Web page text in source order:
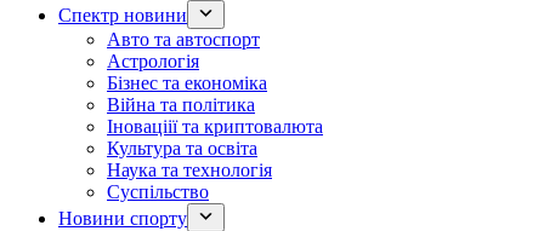
Спектр новини
Авто та автоспорт
Астрологія
Бізнес та економіка
Війна та політика
Іноваціії та криптовалюта
Культура та освіта
Наука та технологія
Суспільство
Новини спорту